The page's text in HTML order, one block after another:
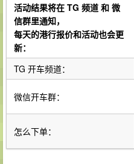
活动结果将在 TG 频道 和 微
信群里通知，
每天的港行报价和活动也会更
新：
TG 开车频道：
微信开车群：
怎么下单：